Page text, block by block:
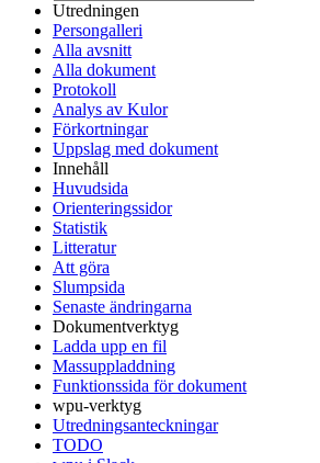
Utredningen
Persongalleri
Alla avsnitt
Alla dokument
Protokoll
Analys av Kulor
Förkortningar
Uppslag med dokument
Innehåll
Huvudsida
Orienteringssidor
Statistik
Litteratur
Att göra
Slumpsida
Senaste ändringarna
Dokumentverktyg
Ladda upp en fil
Massuppladdning
Funktionssida för dokument
wpu-verktyg
Utredningsanteckningar
TODO